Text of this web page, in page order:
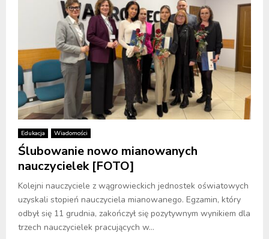
Edukacja Wiadomości
Ślubowanie nowo mianowanych
nauczycielek [FOTO]
Kolejni nauczyciele z wągrowieckich jednostek oświatowych
uzyskali stopień nauczyciela mianowanego. Egzamin, który
odbył się 11 grudnia, zakończył się pozytywnym wynikiem dla
trzech nauczycielek pracujących w...